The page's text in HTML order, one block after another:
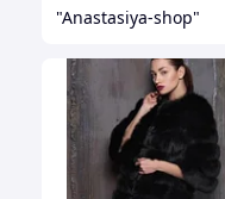
"Anastasiya-shop"